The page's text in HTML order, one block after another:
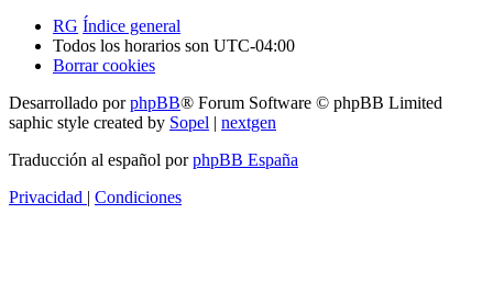
RG Índice general
Todos los horarios son UTC-04:00
Borrar cookies
Desarrollado porphpBB® Forum Software © phpBB Limited
saphic style created by Sopel | nextgen
Traducción al español porphpBB España
Privacidad | Condiciones